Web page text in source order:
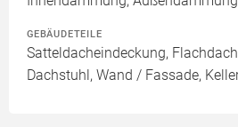
GEBÄUDETEILE
Satteldacheindeckung,
Dachstuhl, Wand / Fassade,